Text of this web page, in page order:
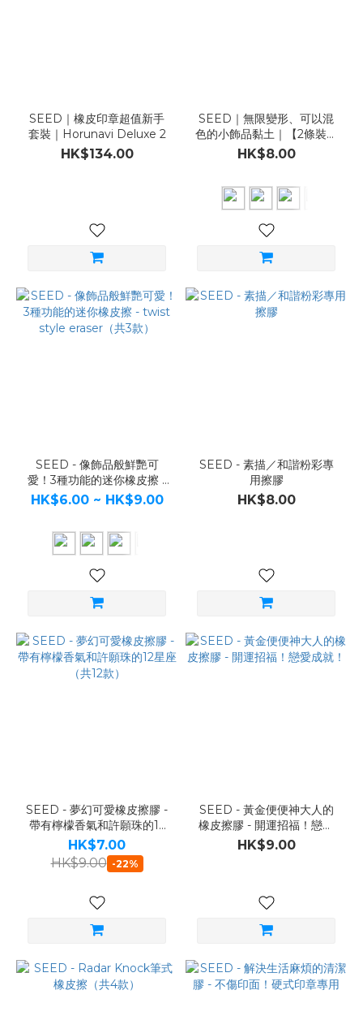
SEED｜橡皮印章超值新手
套裝｜Horunavi Deluxe 2
HK$134.00
SEED｜無限變形、可以混
色的小飾品黏土｜【2條裝】
IROPLA（共10款）
HK$8.00
SEED - 像飾品般鮮艷可
愛！3種功能的迷你橡皮擦 -
twist style eraser（共3
HK$6.00 ~ HK$9.00
SEED - 素描／和諧粉彩專
用擦膠
HK$8.00
SEED - 夢幻可愛橡皮擦膠 -
帶有檸檬香氣和許願珠的12
星座（共12款）
HK$7.00
HK$9.00 -22%
SEED - 黃金便便神大人的
橡皮擦膠 - 開運招福！戀愛
成就！
HK$9.00